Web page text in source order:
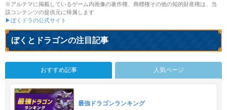
※アルテマに掲載しているゲーム内画像の著作権、商標権その他の知的財産権は、当
該コンテンツの提供元に帰属します
▶ぼくドラの公式サイト
ぼくとドラゴンの注目記事
おすすめ記事 人気ページ
最強ドラゴンランキング